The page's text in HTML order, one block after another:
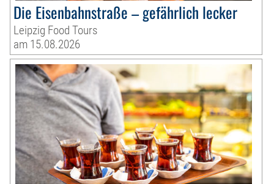
Die Eisenbahnstraße – gefährlich lecker
Leipzig Food Tours
am 15.08.2026